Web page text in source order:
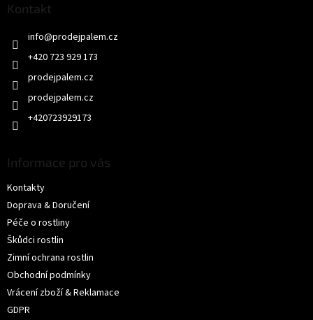
Kontakt
info@prodejpalem.cz
+420 723 929 173
prodejpalem.cz
+420723929173
Informace pro vás
Kontakty
Doprava & Doručení
Péče o rostliny
Škůdci rostlin
Zimní ochrana rostlin
Obchodní podmínky
Vrácení zboží & Reklamace
GDPR